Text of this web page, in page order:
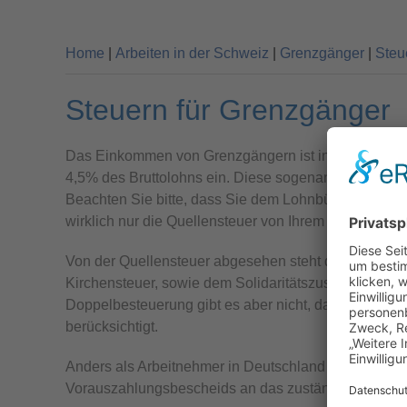
Home Arbeiten in der Schweiz Grenzgänger
Steuern für Grenzgänger
Das Einkommen von Grenzgängern ist in der
4,5% des Bruttolohns ein. Diese sogenannte
Beachten Sie bitte, dass Sie dem Lohnbüro eine
wirklich nur die Quellensteuer von Ihrem Gehalt
Von der Quellensteuer abgesehen steht das
Kirchensteuer, sowie dem Solidaritätszuschlag
Doppelbesteuerung gibt es aber nicht, da das
berücksichtigt.
Anders als Arbeitnehmer in Deutschland zahlen
Vorauszahlungsbescheids an das zuständige